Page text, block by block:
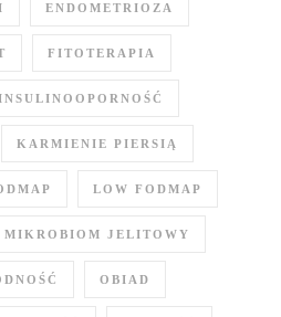
ENDOMETRIOZA
FITOTERAPIA
KARMIENIE PIERSIĄ
LOW FODMAP
MIKROBIOM JELITOWY
OBIAD